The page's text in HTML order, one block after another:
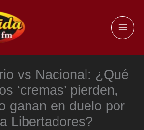
vs Nacional: ¿Qué
‘cremas’ pierden,
ganan en duelo por
Libertadores?